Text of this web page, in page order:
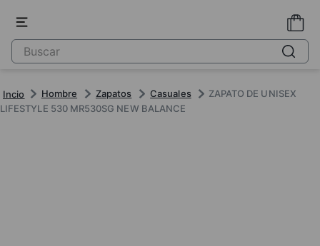
Hombre Zapatos Casuales
ZAPATO DE UNISEX
LIFESTYLE 530 MR530SG NEW BALANCE